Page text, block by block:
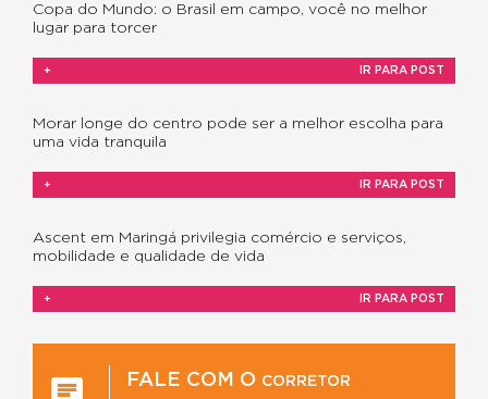
Copa do Mundo: o Brasil em campo, você no melhor
lugar para torcer
+ IR PARA POST
Morar longe do centro pode ser a melhor escolha para
uma vida tranquila
+ IR PARA POST
Ascent em Maringá privilegia comércio e serviços,
mobilidade e qualidade de vida
+ IR PARA POST
FALE COM O CORRETOR